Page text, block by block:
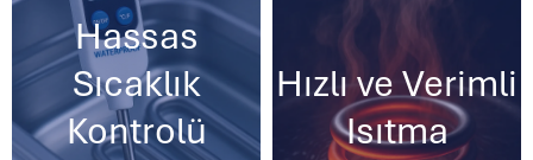
Hassas
Sıcaklık
Kontrolü
Hızlı ve Verimli
Isıtma